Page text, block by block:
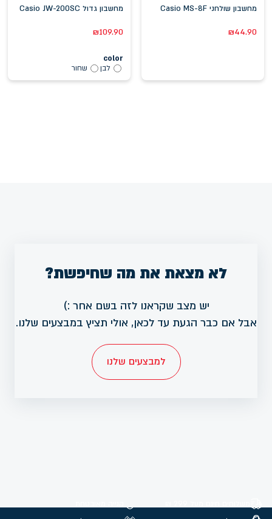
מחשבון שולחני Casio MS-8F
₪44.90
מחשבון גדול Casio JW-200SC
₪109.90
color
לבן
שחור
לא מצאת את מה שחיפשת?
יש מצב שקראנו לזה בשם אחר :)
אבל אם כבר הגעת עד לכאן, אולי תציץ במבצעים שלנו.
למבצעים שלנו